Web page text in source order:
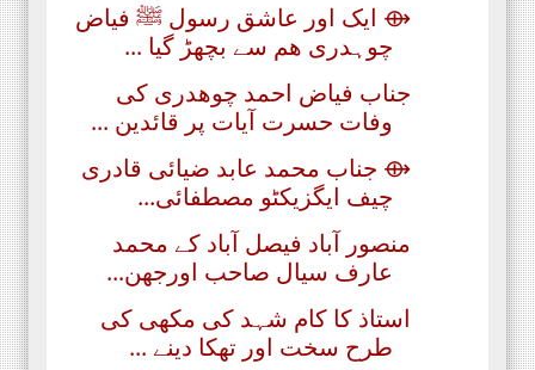
⟴ ایک اور عاشق رسول ﷺ فیاض
چوہدری ھم سے بچھڑ گیا ...
جناب فیاض احمد چوھدری کی
وفات حسرت آیات پر قائدین ...
⟴ جناب محمد عابد ضیائی قادری
چیف ایگزیکٹو مصطفائی...
منصور آباد فیصل آباد کے محمد
عارف سیال صاحب اورجھن...
استاذ کا کام شہد کی مکھی کی
طرح سخت اور تھکا دینے ...